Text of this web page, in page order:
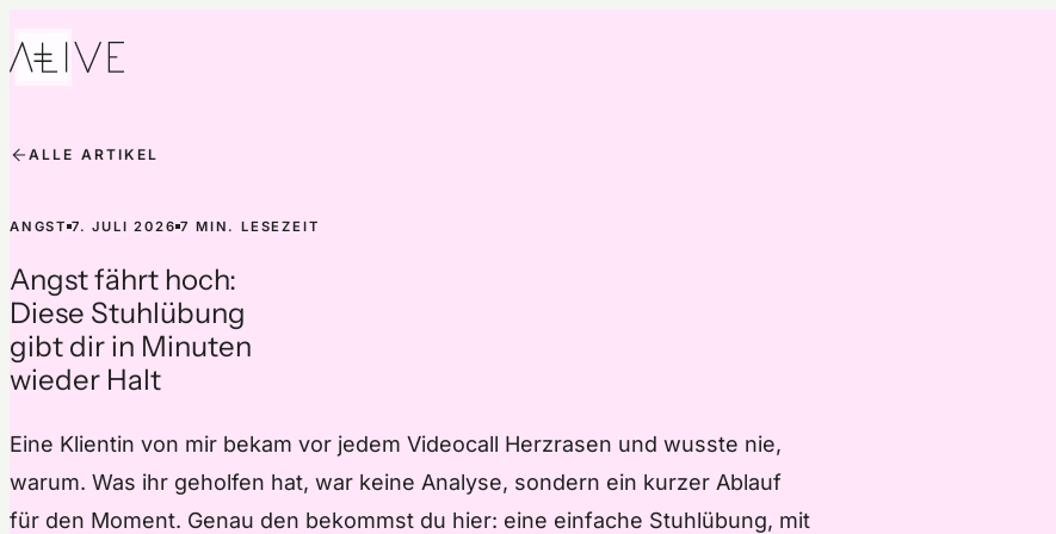
ALLE ARTIKEL
ANGST 7. JULI 2026 7 MIN. LESEZEIT
Angst fährt hoch:
Diese Stuhlübung
gibt dir in Minuten
wieder Halt
Eine Klientin von mir bekam vor jedem Videocall Herzrasen und wusste nie,
warum. Was ihr geholfen hat, war keine Analyse, sondern ein kurzer Ablauf
für den Moment. Genau den bekommst du hier: eine einfache Stuhlübung, mit